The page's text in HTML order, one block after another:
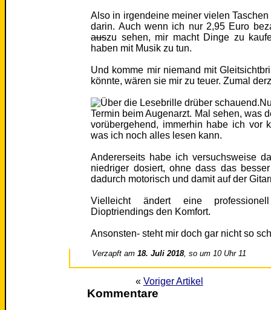
Also in irgendeine meiner vielen
darin. Auch wenn ich nur 2,95 Euro
auszu sehen, mir macht Dinge zu
haben mit Musik zu tun.
Und komme mir niemand mit
könnte, wären sie mir zu teuer. Zumal
Termin beim Augenarzt. Mal sehen, was
vorübergehend, immerhin habe ich vor
was ich noch alles lesen kann.
Andererseits habe ich versuchsweise
niedriger dosiert, ohne dass das
dadurch motorisch und damit auf der
Vielleicht ändert eine
Dioptriendings den Komfort.
Ansonsten- steht mir doch gar nicht so
Verzapft am18. Juli 2018, so um 10 Uhr 11
« Voriger Artikel
Kommentare